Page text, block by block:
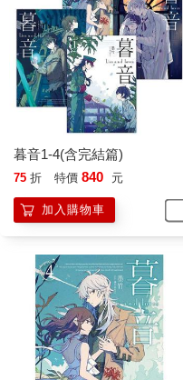
樣咄咄逼人。」
緊隨而來的熾翼聽到太淵語
眼。
孤虹沒有答話，他只是猛然
孤虹本是水族的護族神將，
量又怎容小覷？雖然此刻身
旁觀眾人只覺得眼前紅影一
前，臂間寬闊的紅色綢帶迎
住了。他仔細一看，瞧見有
熾翼一個用力，引偏了孤虹
幾步。
孤虹只覺四肢僵硬沉重，像
力氣，緊接著心口傳來一陣
低下頭，看到那隻刺進自己
的人。
北鎮師！
暮音1-4(含完結篇)
75 折 特價 840 元
加入購物車